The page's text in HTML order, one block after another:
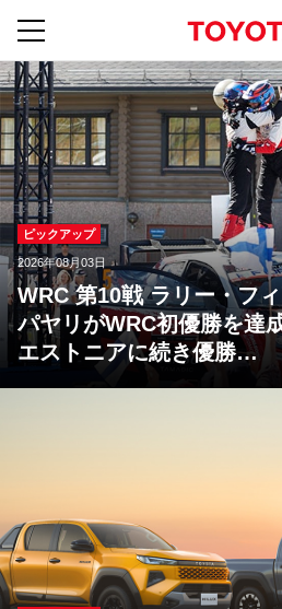
ピックアップ
2026年08月03日
WRC 第10戦 ラリー・フ
パヤリがWRC初優勝を達
エストニアに続き優勝